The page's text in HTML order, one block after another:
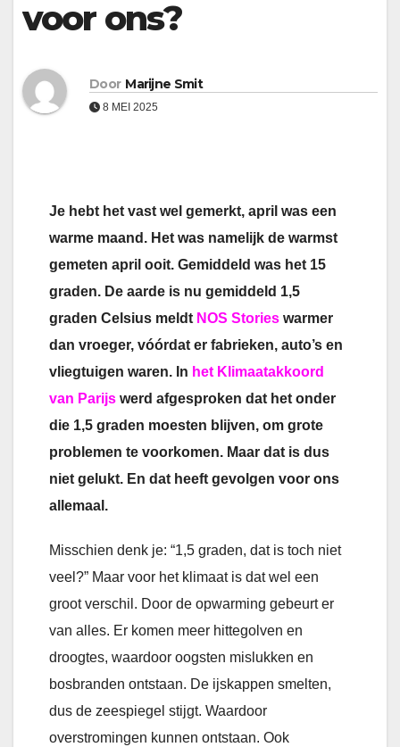
voor ons?
Door Marijne Smit
8 MEI 2025
Je hebt het vast wel gemerkt, april was een
warme maand. Het was namelijk de warmst
gemeten april ooit. Gemiddeld was het 15
graden. De aarde is nu gemiddeld 1,5
graden Celsius meldt NOS Stories warmer
dan vroeger, vóórdat er fabrieken, auto’s en
vliegtuigen waren. In het Klimaatakkoord
van Parijs werd afgesproken dat het onder
die 1,5 graden moesten blijven, om grote
problemen te voorkomen. Maar dat is dus
niet gelukt. En dat heeft gevolgen voor ons
allemaal.
Misschien denk je: “1,5 graden, dat is toch niet
veel?” Maar voor het klimaat is dat wel een
groot verschil. Door de opwarming gebeurt er
van alles. Er komen meer hittegolven en
droogtes, waardoor oogsten mislukken en
bosbranden ontstaan. De ijskappen smelten,
dus de zeespiegel stijgt. Waardoor
overstromingen kunnen ontstaan. Ook